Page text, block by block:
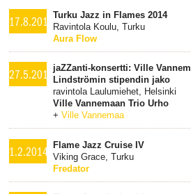
17.8.2014
Turku Jazz in Flames 2014
Ravintola Koulu, Turku
Aura Flow
27.5.2014jaZZanti-konsertti: Ville
Lindströmin stipendin jako
ravintola Laulumiehet, Helsinki
Ville Vannemaan Trio Urho
+Ville Vannemaa
1.2.2014
Flame Jazz Cruise IV
Viking Grace, Turku
Fredator